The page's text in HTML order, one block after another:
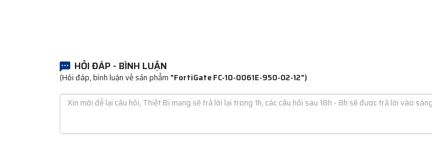
HỎI ĐÁP - BÌNH LUẬN
(Hỏi đáp, bình luận về sản phẩm "FortiGate FC-10-0061E-950-02-12")